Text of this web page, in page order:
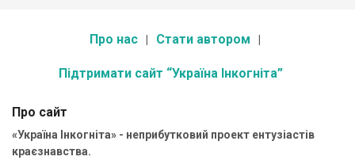
Про нас Стати автором
Підтримати сайт “Україна Інкогніта”
Про сайт
«Україна Інкогніта» - неприбутковий проект ентузіастів
краєзнавства.